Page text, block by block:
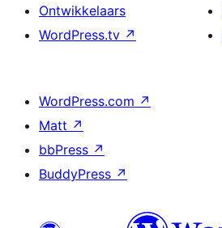
Ontwikkelaars
WordPress.tv ↗
WordPress.com ↗
Matt ↗
bbPress ↗
BuddyPress ↗